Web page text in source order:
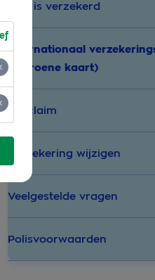
Wat is verzekerd
Internationaal
of groene kaart)
No-claim
Verzekering wijzigen
Veelgestelde vragen
Polisvoorwaarden